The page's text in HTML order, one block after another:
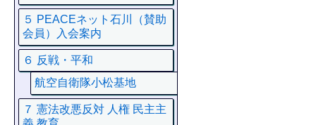
５ PEACEネット石川（賛助
会員）入会案内
６ 反戦・平和
航空自衛隊小松基地
７ 憲法改悪反対 人権 民主主